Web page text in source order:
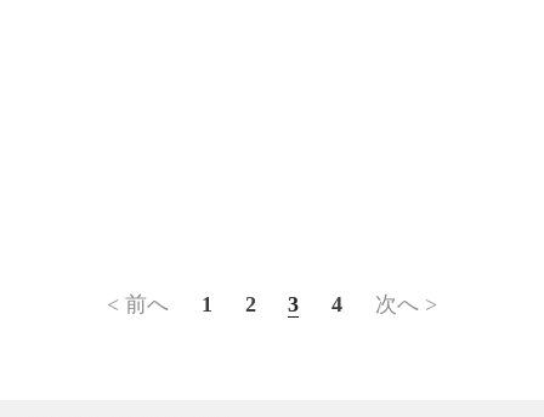
< 前へ 1 2 3 4 次へ >